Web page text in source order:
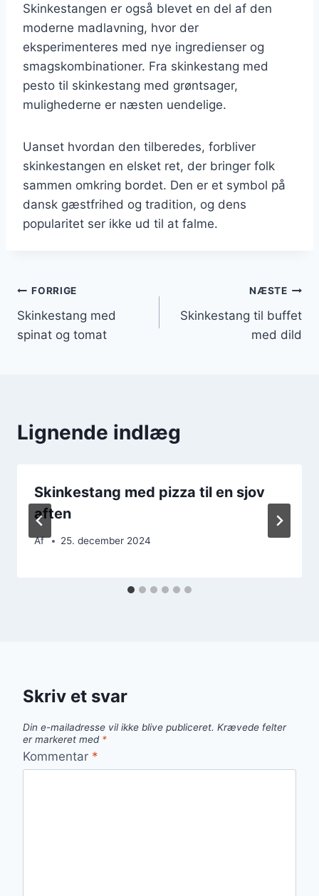
Skinkestangen er også blevet en del af den
moderne madlavning, hvor der
eksperimenteres med nye ingredienser og
smagskombinationer. Fra skinkestang med
pesto til skinkestang med grøntsager,
mulighederne er næsten uendelige.
Uanset hvordan den tilberedes, forbliver
skinkestangen en elsket ret, der bringer folk
sammen omkring bordet. Den er et symbol på
dansk gæstfrihed og tradition, og dens
popularitet ser ikke ud til at falme.
Indlægsnavigation
FORRIGE
Skinkestang med
spinat og tomat
NÆSTE
Skinkestang til buffet
med dild
Lignende indlæg
Skinkestang med pizza til en sjov
aften
Af 25. december 2024
Skriv et svar
Din e-mailadresse vil ikke blive publiceret. Krævede felter
er markeret med *
Kommentar *